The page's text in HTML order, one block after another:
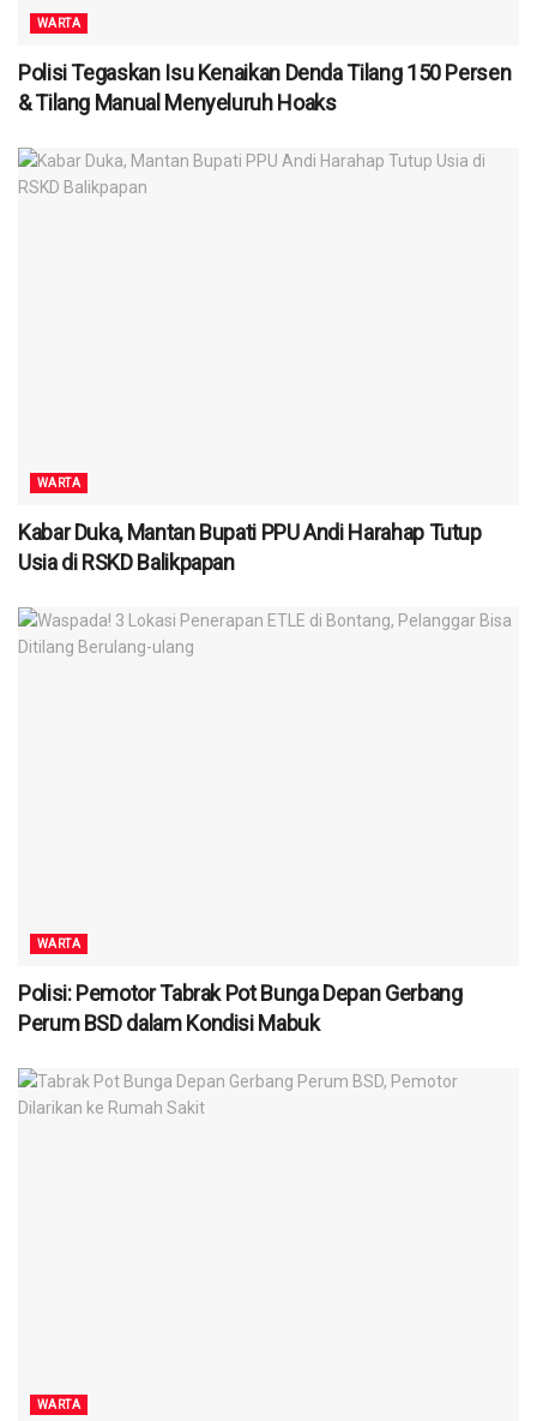
WARTA
Polisi Tegaskan Isu Kenaikan Denda Tilang 150 Persen
& Tilang Manual Menyeluruh Hoaks
WARTA
Kabar Duka, Mantan Bupati PPU Andi Harahap Tutup
Usia di RSKD Balikpapan
WARTA
Polisi: Pemotor Tabrak Pot Bunga Depan Gerbang
Perum BSD dalam Kondisi Mabuk
WARTA